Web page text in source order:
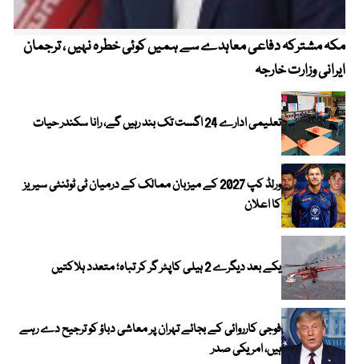
مکہ مشترکہ دفاعی معاہدے سے ہمیں کوئی خطرہ نہیں ، ترجمان
ایرانی وزارت خارجہ
تعلیمی ادارے 24 اگست تک بند رہیں گے، رانا سکندر حیات
ورلڈ کپ 2027 کے میزبان ممالک کے درمیان ٹی ٹوئنٹی سیریز
کا اعلان
یکے بعد دیگرے 2 ہیلی کاپٹر گر کر تباہ؛ متعدد ہلاکتیں
فوجی کارروائی کے بجائے تہران پر معاشی دباؤ کو ترجیح دے رہے
ہیں، امریکی صدر